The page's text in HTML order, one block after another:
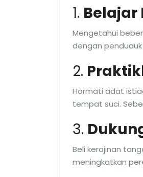
1. Belajar
Mengetahui
dengan
2.
Hormati adat
tempat suci.
3.
Beli kerajinan
meningkatkan